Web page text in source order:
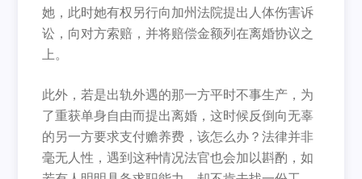
她，此时她有权另行向加州法院提出人体伤害诉
讼，向对方索赔，并将赔偿金额列在离婚协议之
上。
此外，若是出轨外遇的那一方平时不事生产，为
了重获单身自由而提出离婚，这时候反倒向无辜
的另一方要求支付赡养费，该怎么办？法律并非
毫无人性，遇到这种情况法官也会加以斟酌，如